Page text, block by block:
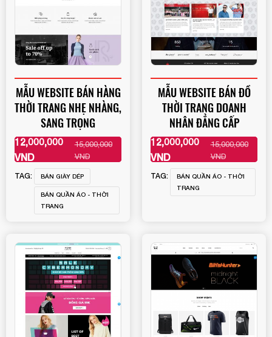
MẪU WEBSITE BÁN HÀNG
THỜI TRANG NHẸ NHÀNG,
SANG TRỌNG
12,000,000
VND
15,000,000
VND
XEM THÊM
TAG: BÁN GIÀY DÉP
BÁN QUẦN ÁO - THỜI
TRANG
MẪU WEBSITE BÁN ĐỒ
THỜI TRANG DOANH
NHÂN ĐẲNG CẤP
12,000,000
VND
15,000,000
VND
XEM THÊM
TAG:
BÁN QUẦN ÁO - THỜI
TRANG